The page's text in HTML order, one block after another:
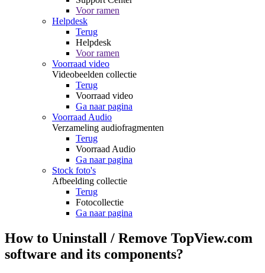
Voor ramen
Helpdesk
Terug
Helpdesk
Voor ramen
Voorraad video
Videobeelden collectie
Terug
Voorraad video
Ga naar pagina
Voorraad Audio
Verzameling audiofragmenten
Terug
Voorraad Audio
Ga naar pagina
Stock foto's
Afbeelding collectie
Terug
Fotocollectie
Ga naar pagina
How to Uninstall / Remove TopView.com
software and its components?